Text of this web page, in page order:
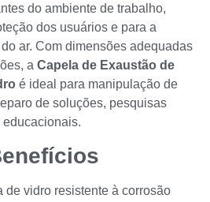
do ambiente de trabalho,
dos usuários e para a
ar. Com dimensões adequadas
a Capela de Exaustão de
é ideal para manipulação de
de soluções, pesquisas
de vidro resistente à corrosão